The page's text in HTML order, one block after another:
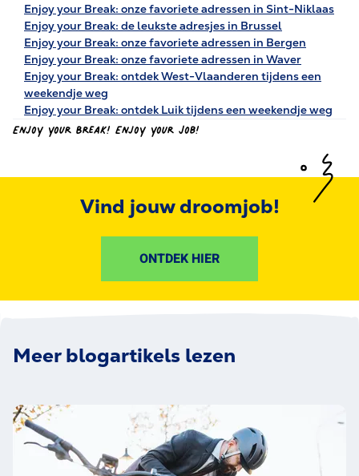
Enjoy your Break: onze favoriete adressen in Sint-Niklaas
Enjoy your Break: de leukste adresjes in Brussel
Enjoy your Break: onze favoriete adressen in Bergen
Enjoy your Break: onze favoriete adressen in Waver
Enjoy your Break: ontdek West-Vlaanderen tijdens een
weekendje weg
Enjoy your Break: ontdek Luik tijdens een weekendje weg
Enjoy your Break! Enjoy your Job!
Vind jouw droomjob!
ONTDEK HIER
Meer blogartikels lezen